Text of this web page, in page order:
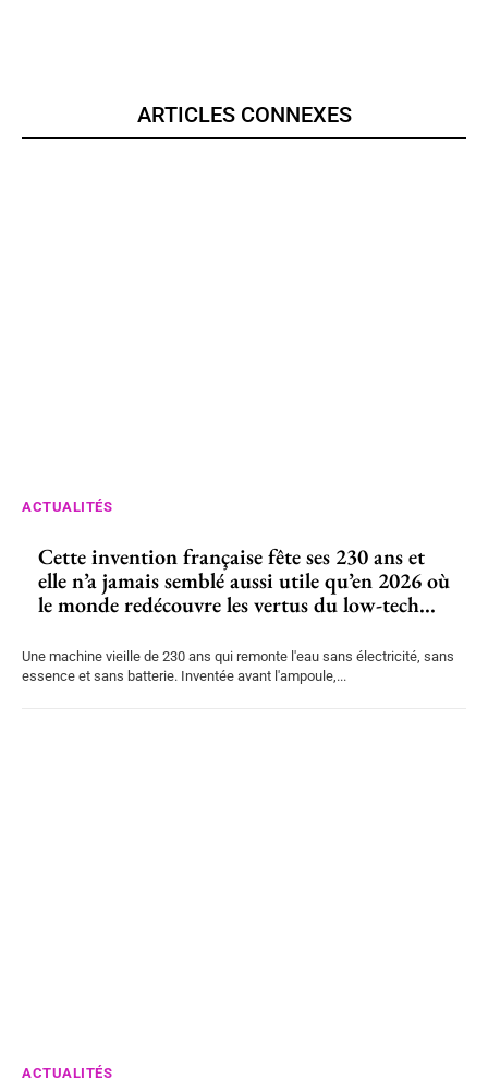
ARTICLES CONNEXES
ACTUALITÉS
Cette invention française fête ses 230 ans et
elle n’a jamais semblé aussi utile qu’en 2026 où
le monde redécouvre les vertus du low-tech...
Une machine vieille de 230 ans qui remonte l'eau sans électricité, sans
essence et sans batterie. Inventée avant l'ampoule,...
ACTUALITÉS